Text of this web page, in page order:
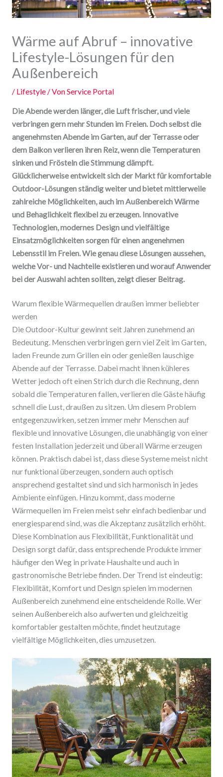
Wärme auf Abruf – innovative
Lifestyle-Lösungen für den
Außenbereich
/ Lifestyle/ VonService Portal
Die Abende werden länger, die Luft frischer, und viele
verbringen gern mehr Stunden im Freien. Doch selbst die
angenehmsten Abende im Garten, auf der Terrasse oder
dem Balkon verlieren ihren Reiz, wenn die Temperaturen
sinken und Frösteln die Stimmung dämpft.
Glücklicherweise entwickelt sich der Markt für komfortable
Outdoor-Lösungen ständig weiter und bietet mittlerweile
zahlreiche Möglichkeiten, auch im Außenbereich Wärme
und Behaglichkeit flexibel zu erzeugen. Innovative
Technologien, modernes Design und vielfältige
Einsatzmöglichkeiten sorgen für einen angenehmen
Lebensstil im Freien. Wie genau diese Lösungen aussehen,
welche Vor- und Nachteile existieren und worauf Anwender
bei der Auswahl achten sollten, zeigt dieser Beitrag.
Warum flexible Wärmequellen draußen immer beliebter
werden
Die Outdoor-Kultur gewinnt seit Jahren zunehmend an
Bedeutung. Menschen verbringen gern viel Zeit im Garten,
laden Freunde zum Grillen ein oder genießen lauschige
Abende auf der Terrasse. Dabei macht ihnen kühleres
Wetter jedoch oft einen Strich durch die Rechnung, denn
sobald die Temperaturen fallen, verlieren die Gäste häufig
schnell die Lust, draußen zu sitzen. Um diesem Problem
entgegenzuwirken, setzen immer mehr Menschen auf
flexible und innovative Lösungen, die unabhängig von einer
festen Installation jederzeit und überall Wärme erzeugen
können. Praktisch dabei ist, dass diese Systeme meist nicht
nur funktional überzeugen, sondern auch optisch
ansprechend gestaltet sind und sich harmonisch in jedes
Ambiente einfügen. Hinzu kommt, dass moderne
Wärmequellen im Freien meist sehr einfach bedienbar und
energiesparend sind, was die Akzeptanz zusätzlich erhöht.
Diese Kombination aus Flexibilität, Funktionalität und
Design sorgt dafür, dass entsprechende Produkte immer
häufiger den Weg in private Haushalte und auch in
gastronomische Betriebe finden. Der Trend ist eindeutig:
Flexibilität, Komfort und Design spielen im modernen
Außenbereich zunehmend eine entscheidende Rolle. Wer
seinen Außenbereich also aufwerten und gleichzeitig
komfortabler gestalten möchte, findet heutzutage
vielfältige Möglichkeiten, dies umzusetzen.